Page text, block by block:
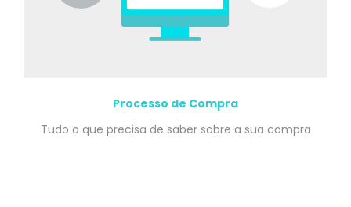
Processo de Compra
Tudo o que precisa de saber sobre a sua compra